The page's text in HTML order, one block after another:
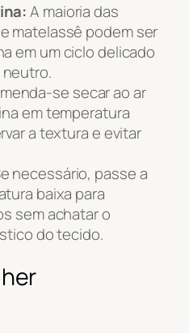
A maioria das
matelassê podem ser
em um ciclo delicado
se secar ao ar
em temperatura
a textura e evitar
necessário, passe a
baixa para
sem achatar o
do tecido.